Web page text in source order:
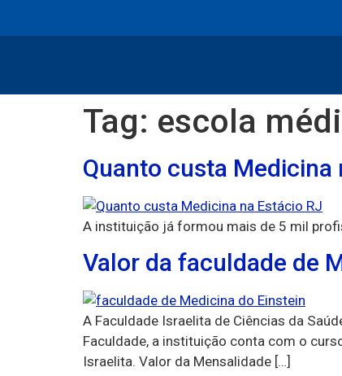
Tag: escola
Quanto custa Medicina
A instituição já formou mais de 5 mil
Valor da faculdade de
A Faculdade Israelita de Ciências da
Faculdade, a instituição conta com o
Israelita. Valor da Mensalidade […]